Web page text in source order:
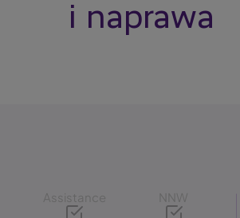
i naprawa
Assistance NNW